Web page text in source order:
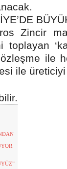
Zincir
ile
ile